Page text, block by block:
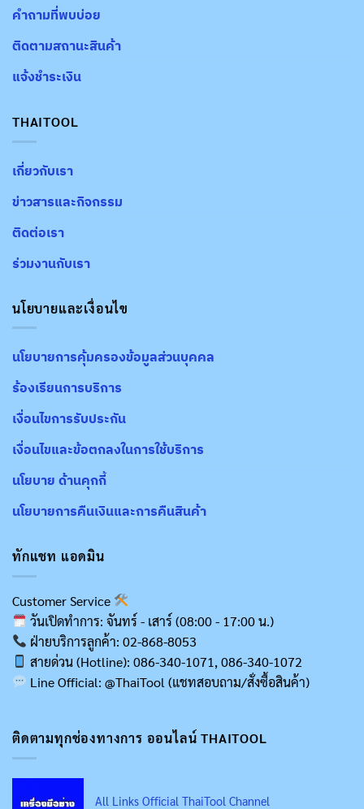
คำถามที่พบบ่อย
ติดตามสถานะสินค้า
แจ้งชำระเงิน
THAITOOL
เกี่ยวกับเรา
ข่าวสารและกิจกรรม
ติดต่อเรา
ร่วมงานกับเรา
นโยบายและเงื่อนไข
นโยบายการคุ้มครองข้อมูลส่วนบุคคล
ร้องเรียนการบริการ
เงื่อนไขการรับประกัน
เงื่อนไขและข้อตกลงในการใช้บริการ
นโยบาย ด้านคุกกี้
นโยบายการคืนเงินและการคืนสินค้า
ทักแชท แอดมิน
Customer Service
วันเปิดทำการ: จันทร์ - เสาร์ (08:00 - 17:00 น.)
ฝ่ายบริการลูกค้า: 02-868-8053
สายด่วน (Hotline): 086-340-1071, 086-340-1072
Line Official: @ThaiTool (แชทสอบถาม/สั่งซื้อสินค้า)
ติดตามทุกช่องทางการ ออนไลน์ THAITOOL
All Links Official ThaiTool Channel